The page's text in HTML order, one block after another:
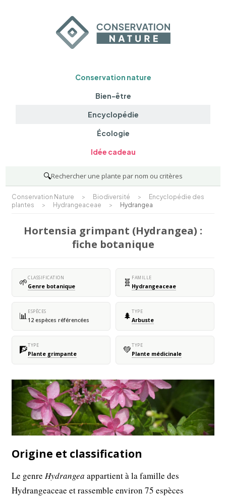
Conservation nature
Bien-être
Encyclopédie
Écologie
Idée cadeau
🔍Rechercher une plante par nom ou critères
Conservation Nature > Biodiversité >
Encyclopédie des
plantes
> Hydrangeaceae > Hydrangea
Hortensia grimpant (Hydrangea) :
fiche botanique
🌱CLASSIFICATION
Genre botanique 🧬 FAMILLE
Hydrangeaceae
📊ESPÈCES
12 espèces référencées 🌲 TYPE
Arbuste
🧗TYPE
Plante grimpante 💚TYPE
Plante médicinale
Origine et classification
Le genreHydrangea appartient à la famille des
Hydrangeaceae et rassemble environ 75 espèces